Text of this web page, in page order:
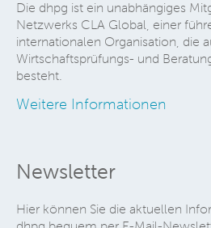
Die dhpg ist ein unabhängiges
Netzwerks CLA Global, einer
internationalen Organisation, die
Wirtschaftsprüfungs- und
besteht.
Weitere Informationen
Newsletter
Hier können Sie die aktuellen